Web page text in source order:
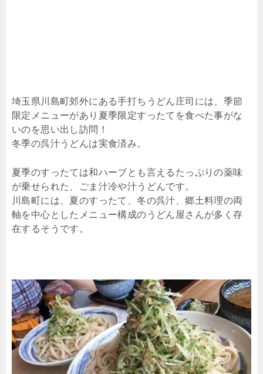
埼玉県川島町郊外にある手打ちうどん庄司には、季節
限定メニューがあり夏季限定すったてを食べた事がな
いのを思い出し訪問！
冬季の呉汁うどんは実食済み。
夏季のすったては和ハーブとも言えるたっぷりの薬味
が乗せられた、ごま汁冷や汁うどんです。
川島町には、夏のすったて、冬の呉汁、郷土料理の両
軸を中心としたメニュー構成のうどん屋さんが多く存
在するそうです。